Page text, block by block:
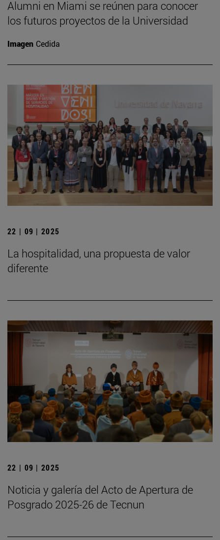
Alumni en Miami se reúnen para conocer
los futuros proyectos de la Universidad
Imagen Cedida
22 | 09 | 2025
La hospitalidad, una propuesta de valor
diferente
22 | 09 | 2025
Noticia y galería del Acto de Apertura de
Posgrado 2025-26 de Tecnun